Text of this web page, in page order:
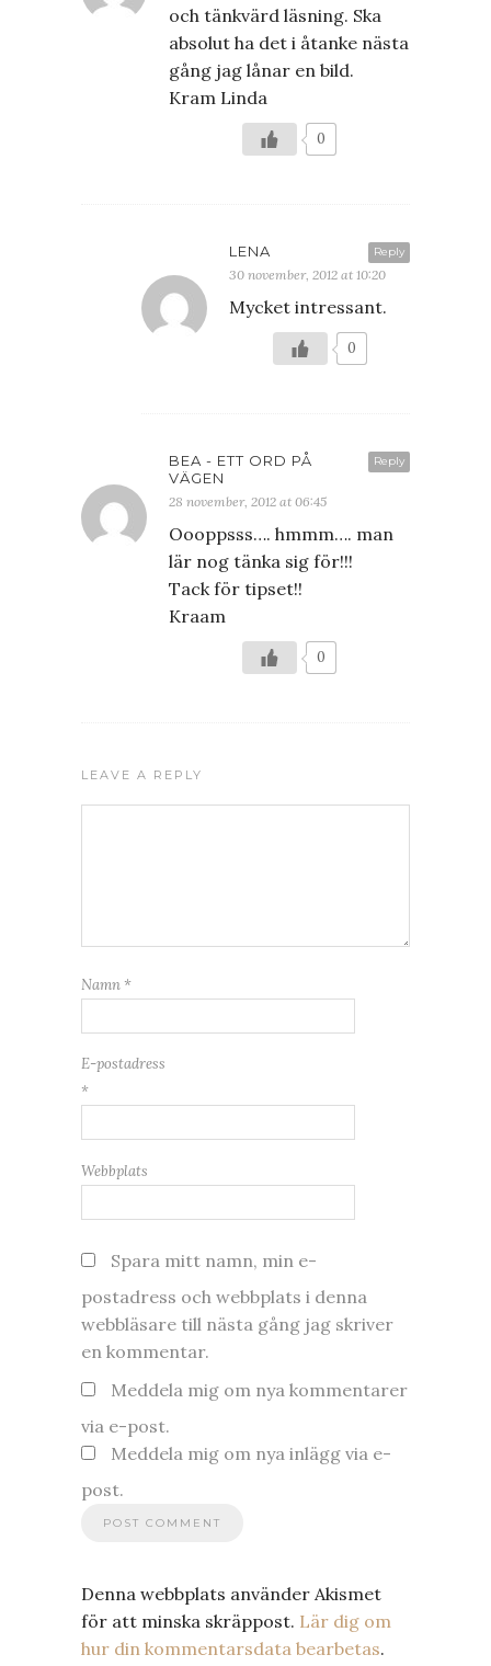
och tänkvärd läsning. Ska
absolut ha det i åtanke nästa
gång jag lånar en bild.
Kram Linda
0
Reply
LENA
30 november, 2012 at 10:20
Mycket intressant.
0
Reply
BEA - ETT ORD PÅ
VÄGEN
28 november, 2012 at 06:45
Oooppsss…. hmmm…. man
lär nog tänka sig för!!!
Tack för tipset!!
Kraam
0
LEAVE A REPLY
Namn *
E-postadress
*
Webbplats
Spara mitt namn, min e-
postadress och webbplats i denna
webbläsare till nästa gång jag skriver
en kommentar.
Meddela mig om nya kommentarer
via e-post.
Meddela mig om nya inlägg via e-
post.
Denna webbplats använder Akismet
för att minska skräppost. Lär dig om
hur din kommentarsdata bearbetas.